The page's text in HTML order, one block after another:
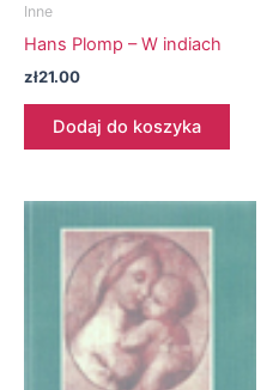
Inne
Hans Plomp – W indiach
zł21.00
Dodaj do koszyka